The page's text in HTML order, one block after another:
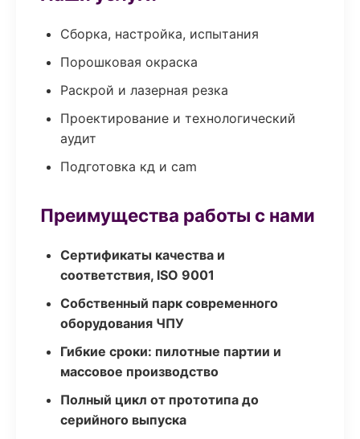
Сборка, настройка, испытания
Порошковая окраска
Раскрой и лазерная резка
Проектирование и технологический
аудит
Подготовка кд и cam
Преимущества работы с нами
Сертификаты качества и
соответствия, ISO 9001
Собственный парк современного
оборудования ЧПУ
Гибкие сроки: пилотные партии и
массовое производство
Полный цикл от прототипа до
серийного выпуска